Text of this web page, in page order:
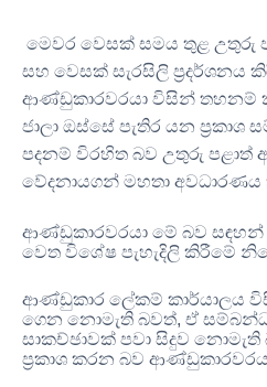
මෙවර වෙසක් සමය තුළ උතුරු
සහ වෙසක් සැරසිලි ප්‍රදර්ශනය
ආණ්ඩුකාරවරයා විසින් තහනම්
ජාලා ඔස්සේ පැතිර යන
පදනම් විරහිත බව උතුරු පළාත්
වේදනායගන් මහතා අවධාරණය
ආණ්ඩුකාරවරයා මේ බව සඳහන්
වෙත විශේෂ පැහැදිලි කිරීමේ
ආණ්ඩුකාර ලේකම් කාර්යාලය
ගෙන නොමැති බවත්, ඒ
සාකච්ඡාවක් පවා සිදුව
ප්‍රකාශ කරන බව